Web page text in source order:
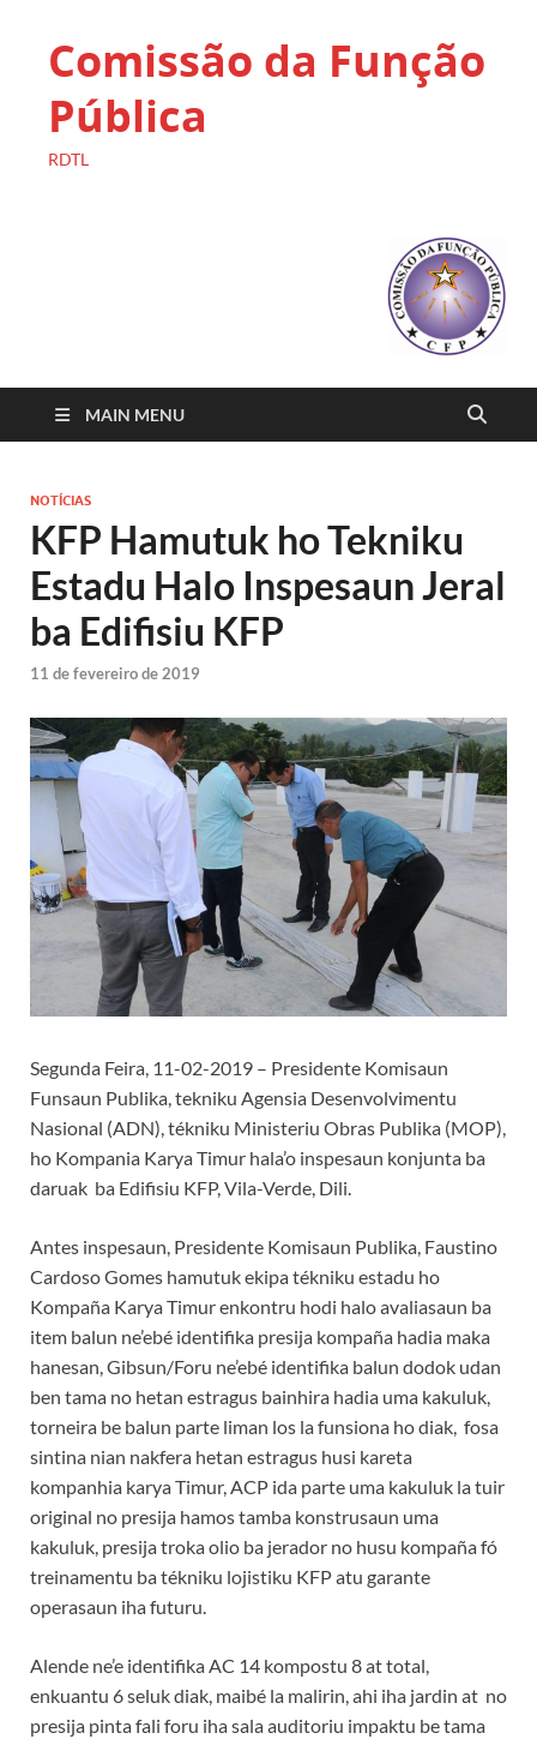
Comissão da Função
Pública
RDTL
MAIN MENU
NOTÍCIAS
KFP Hamutuk ho Tekniku
Estadu Halo Inspesaun Jeral
ba Edifisiu KFP
11 de fevereiro de 2019
Segunda Feira, 11-02-2019 – Presidente Komisaun
Funsaun Publika, tekniku Agensia Desenvolvimentu
Nasional (ADN), tékniku Ministeriu Obras Publika (MOP),
ho Kompania Karya Timur hala’o inspesaun konjunta ba
daruak ba Edifisiu KFP, Vila-Verde, Dili.
Antes inspesaun, Presidente Komisaun Publika, Faustino
Cardoso Gomes hamutuk ekipa tékniku estadu ho
Kompaña Karya Timur enkontru hodi halo avaliasaun ba
item balun ne’ebé identifika presija kompaña hadia maka
hanesan, Gibsun/Foru ne’ebé identifika balun dodok udan
ben tama no hetan estragus bainhira hadia uma kakuluk,
torneira be balun parte liman los la funsiona ho diak, fosa
sintina nian nakfera hetan estragus husi kareta
kompanhia karya Timur, ACP ida parte uma kakuluk la tuir
original no presija hamos tamba konstrusaun uma
kakuluk, presija troka olio ba jerador no husu kompaña fó
treinamentu ba tékniku lojistiku KFP atu garante
operasaun iha futuru.
Alende ne’e identifika AC 14 kompostu 8 at total,
enkuantu 6 seluk diak, maibé la malirin, ahi iha jardin at no
presija pinta fali foru iha sala auditoriu impaktu be tama